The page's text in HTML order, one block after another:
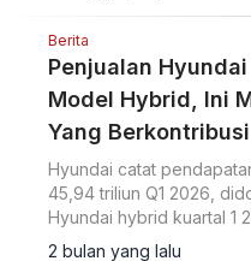
Berita
Penjualan
Model Hybrid, Ini
Yang Berkontribusi
Hyundai catat
45,94 triliun Q1 2026,
Hyundai hybrid kuartal 1
Tucson, Santa Fe,
2 bulan yang lalu